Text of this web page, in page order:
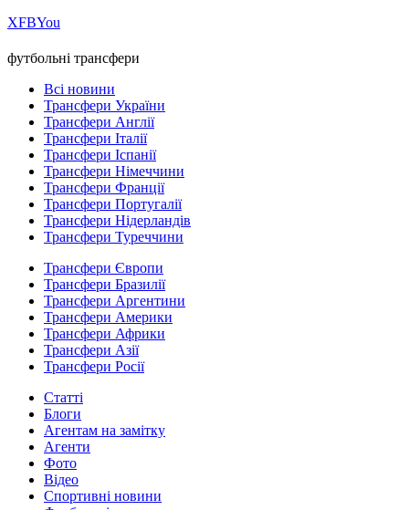
ХFBYou
футбольні трансфери
Всі новини
Трансфери України
Трансфери Англії
Трансфери Італії
Трансфери Іспанії
Трансфери Німеччини
Трансфери Франції
Трансфери Португалії
Трансфери Нідерландів
Трансфери Туреччини
Трансфери Європи
Трансфери Бразилії
Трансфери Аргентини
Трансфери Америки
Трансфери Африки
Трансфери Азії
Трансфери Росії
Статті
Блоги
Агентам на замітку
Агенти
Фото
Відео
Спортивні новини